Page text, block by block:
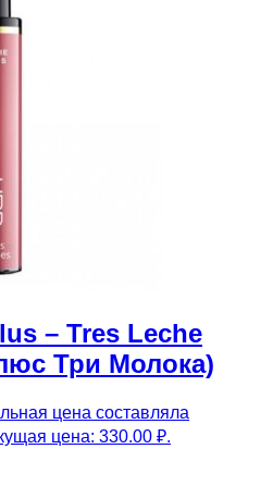
– Tres Leche
Три Молока)
цена составляла
цена: 330.00 ₽.